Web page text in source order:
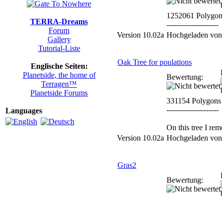
TERRA-Dreams
Forum
Gallery
Tutorial-Liste
Englische Seiten:
Planetside, the home of
Terragen™
Planetside Forums
Languages
1252061
---------------------
Version 10.02a Hochgeladen
Oak Tree for poulations
Bewertung:
331154 Polygons
---------------------
On this tree I
Version 10.02a Hochgeladen
Gras2
Bewertung: